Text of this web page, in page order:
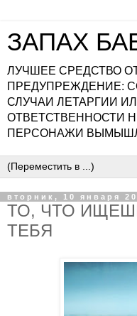
ЗАПАХ
ЛУЧШЕЕ СРЕДСТВО
ПРЕДУПРЕЖДЕНИЕ:
СЛУЧАИ ЛЕТАРГИИ
ОТВЕТСТВЕННОСТИ
ПЕРСОНАЖИ
вторник, 10 января
ТО, ЧТО
ТЕБЯ